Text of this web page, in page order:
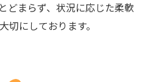
どまらず、状況に応じた柔軟
切にしております。